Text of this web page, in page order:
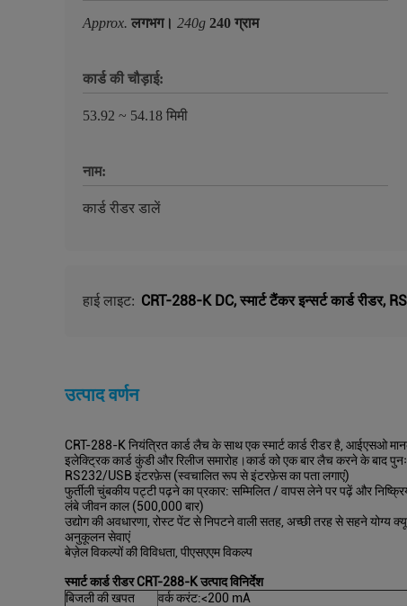
Approx. लगभग। 240g 240 ग्राम
कार्ड की चौड़ाई:
53.92 ~ 54.18 मिमी
नाम:
कार्ड रीडर डालें
हाई लाइट: CRT-288-K DC, स्मार्ट टैंकर इन्सर्ट कार्ड रीडर,
उत्पाद वर्णन
CRT-288-K नियंत्रित कार्ड लैच के साथ एक स्मार्ट कार्ड रीडर है, आईएसओ
इलेक्ट्रिक कार्ड कुंडी और रिलीज समारोह।कार्ड को एक बार लैच करने के बाद
RS232/USB इंटरफ़ेस (स्वचालित रूप से इंटरफ़ेस का पता लगाएं)
फुर्तीली चुंबकीय पट्टी पढ़ने का प्रकार: सम्मिलित / वापस लेने पर पढ़ें और
लंबे जीवन काल (500,000 बार)
उद्योग की अवधारणा, रोस्ट पेंट से निपटने वाली सतह, अच्छी तरह से सहने
अनुकूलन सेवाएं
बेज़ेल विकल्पों की विविधता, पीएसएएम विकल्प
स्मार्ट कार्ड रीडर CRT-288-K उत्पाद विनिर्देश
बिजली की खपत
वर्क करंट:<200 mA